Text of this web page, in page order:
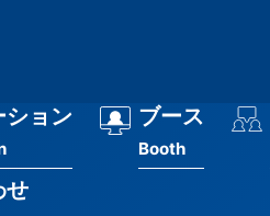
ション ブース
Booth
せ